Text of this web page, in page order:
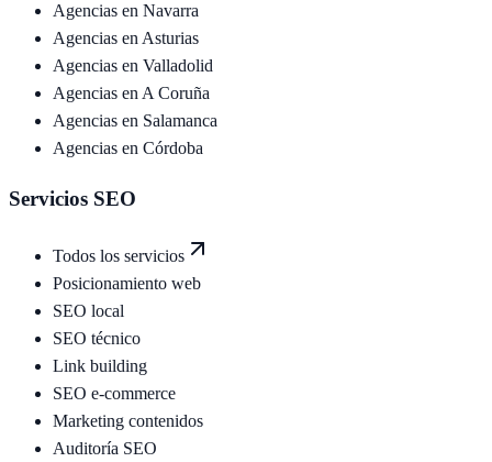
Agencias en Navarra
Agencias en Asturias
Agencias en Valladolid
Agencias en A Coruña
Agencias en Salamanca
Agencias en Córdoba
Servicios SEO
Todos los servicios
Posicionamiento web
SEO local
SEO técnico
Link building
SEO e-commerce
Marketing contenidos
Auditoría SEO